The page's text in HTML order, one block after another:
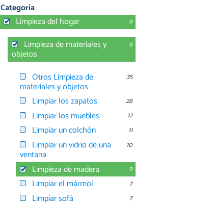
Categoría
Limpieza del hogar
9
Limpieza de materiales y
objetos
9
Otros Limpieza de
materiales y objetos
35
Limpiar los zapatos 28
Limpiar los muebles 12
Limpiar un colchón 11
Limpiar un vidrio de una
ventana
10
Limpieza de madera 9
Limpiar el mármol 7
Limpiar sofá 7